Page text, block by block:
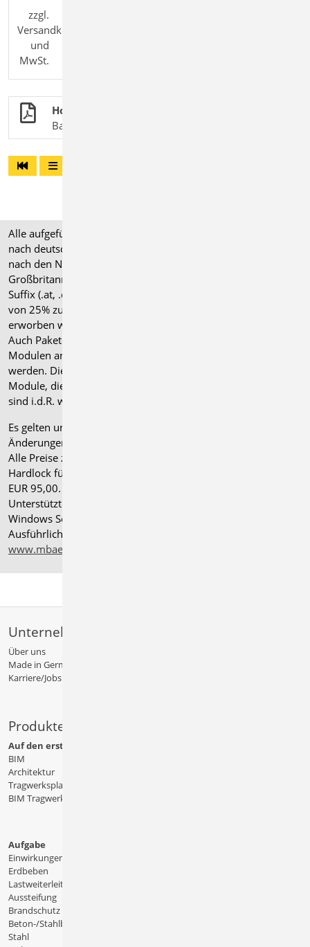
zzgl.
Versandkosten
und
MwSt.
Holzbau
BauStatik-Module nach DIN EN 1995-1-1
Alle aufgeführten Preise verstehen sich für Module/Pakete
nach deutschen Normgrundlagen (".de"). Module, die auch
nach den Normen für Österreich, Schweiz, Italien und
Großbritannien verfügbar sind, tragen ein entsprechendes
Suffix (.at, .ch, .it bzw. .uk) und können gegen einen Aufpreis
von 25% zusammen mit dem jeweiligen ".de"-Modul
erworben werden.
Auch Pakete können gegen einen Aufpreis von 25% mit
Modulen anderer Normen (.at, .ch, .it bzw. .uk) erweitert
werden. Die Paketerweiterung umfasst alle entsprechenden
Module, die zum Zeitpunkt des Kaufs verfügbar sind. Das
sind i.d.R. weniger Module als nach deutscher Norm.
Es gelten unsere
Änderungen und Irrtümer vorbehalten.
Alle Preise zzgl. Versandkosten und gesetzlicher MwSt.
Hardlock für Einzelplatzlizenz, je Arbeitsplatz erforderlich
EUR 95,00. Folgelizenz-/Netzwerkbedingungen auf Anfrage.
Unterstützte Betriebssysteme: Windows
Windows Server 2025 mit Windows Terminal Server.
Ausführliche Informationen auf
www.mbaec.de/service/systemvoraussetzungen
Unternehmen
Über uns
Made in Germany
Karriere/Jobs
Produkte
Auf den ersten Blick
BIM
Architektur
Tragwerksplanung
BIM Tragwerksplanung
Aufgabe
Einwirkungen
Erdbeben
Lastweiterleitung
Aussteifung
Brandschutz
Beton-/Stahlbeton
Stahl